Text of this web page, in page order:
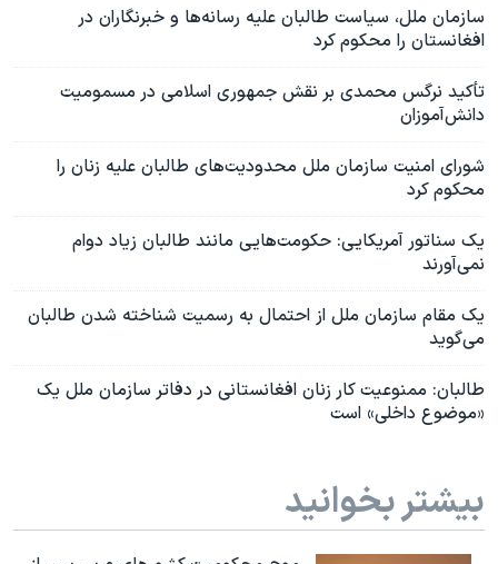
سازمان ملل، سیاست طالبان علیه رسانه‌ها و خبرنگاران در
افغانستان را محکوم کرد
تأکید نرگس محمدی بر نقش جمهوری اسلامی در مسمومیت‌
دانش‌‌آموزان
شورای امنیت سازمان ملل محدودیت‌های طالبان علیه زنان را
محکوم کرد
یک سناتور آمریکایی: حکومت‌هایی مانند طالبان زیاد دوام
نمی‌آورند
یک مقام سازمان ملل از احتمال به رسمیت شناخته شدن طالبان
می‌گوید
طالبان: ممنوعیت کار زنان افغانستانی در دفاتر سازمان ملل یک
«موضوع داخلی» است
بیشتر بخوانید